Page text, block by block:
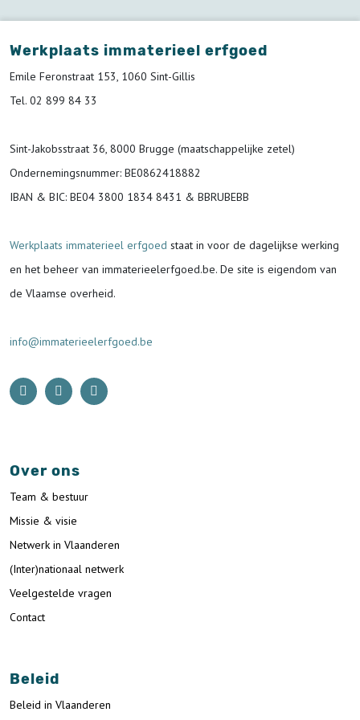
Werkplaats immaterieel erfgoed
Emile Feronstraat 153, 1060 Sint-Gillis
Tel. 02 899 84 33
Sint-Jakobsstraat 36, 8000 Brugge (maatschappelijke zetel)
Ondernemingsnummer: BE0862418882
IBAN & BIC: BE04 3800 1834 8431 & BBRUBEBB
Werkplaats immaterieel erfgoed staat in voor de dagelijkse werking
en het beheer van immaterieelerfgoed.be. De site is eigendom van
de Vlaamse overheid.
info@immaterieelerfgoed.be
Over ons
Team & bestuur
Missie & visie
Netwerk in Vlaanderen
(Inter)nationaal netwerk
Veelgestelde vragen
Contact
Beleid
Beleid in Vlaanderen